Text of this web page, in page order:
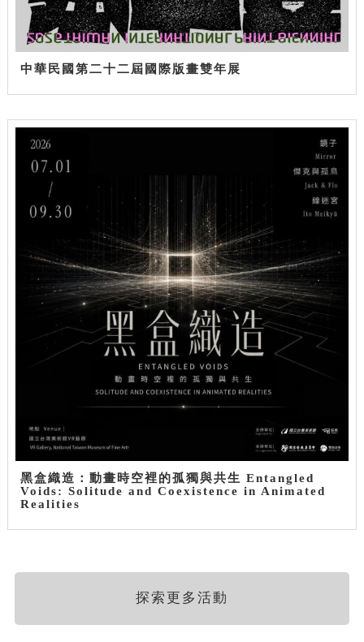
中華民國第二十二屆國際版畫雙年展
黑盒織造：動畫時空裡的孤獨與共生 Entangled
Voids: Solitude and Coexistence in Animated
Realities
探索更多活動